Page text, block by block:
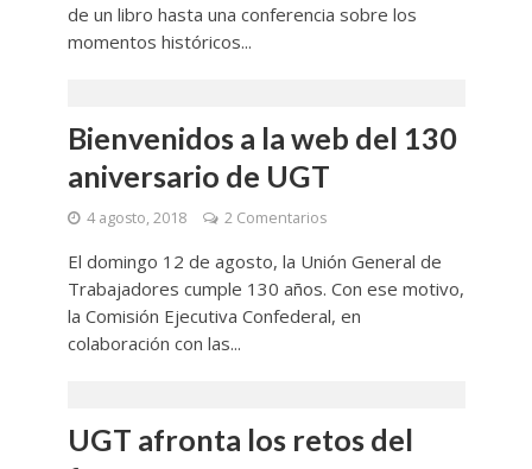
de un libro hasta una conferencia sobre los
momentos históricos...
Bienvenidos a la web del 130
aniversario de UGT
4 agosto, 2018 2 Comentarios
El domingo 12 de agosto, la Unión General de
Trabajadores cumple 130 años. Con ese motivo,
la Comisión Ejecutiva Confederal, en
colaboración con las...
UGT afronta los retos del